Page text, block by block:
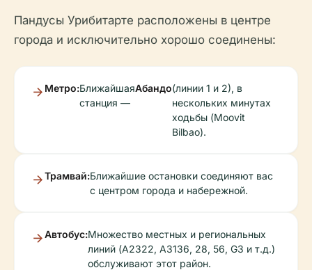
Пандусы Урибитарте расположены в центре
города и исключительно хорошо соединены:
Метро:Ближайшая
станция —
Абандо(линии 1 и 2), в
нескольких минутах
ходьбы (Moovit
Bilbao).
Трамвай:Ближайшие остановки соединяют вас
с центром города и набережной.
Автобус:Множество местных и региональных
линий (A2322, A3136, 28, 56, G3 и т.д.)
обслуживают этот район.